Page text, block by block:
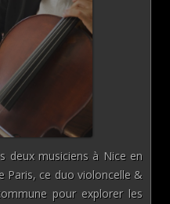
deux musiciens à Nice en
Paris, ce duo violoncelle &
pour explorer les